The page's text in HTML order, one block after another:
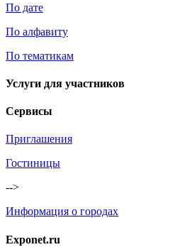
По дате
По алфавиту
По тематикам
Услуги для участников
Сервисы
Приглашения
Гостиницы
-->
Информация о городах
Exponet.ru